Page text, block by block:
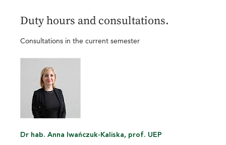
Duty hours and consultations.
Consultations in the current semester
Dr hab. Anna Iwańczuk-Kaliska, prof. UEP